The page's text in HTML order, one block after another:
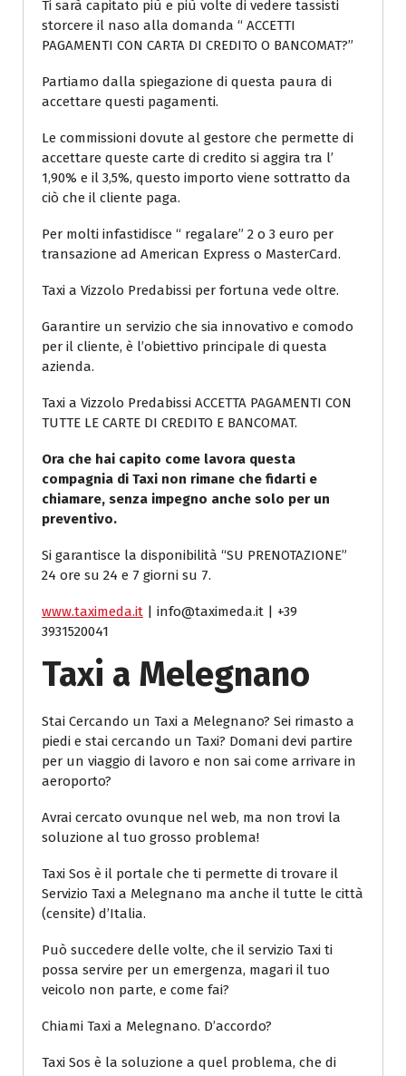
Ti sarà capitato più e più volte di vedere tassisti
storcere il naso alla domanda “ ACCETTI
PAGAMENTI CON CARTA DI CREDITO O BANCOMAT?”
Partiamo dalla spiegazione di questa paura di
accettare questi pagamenti.
Le commissioni dovute al gestore che permette di
accettare queste carte di credito si aggira tra l’
1,90% e il 3,5%, questo importo viene sottratto da
ciò che il cliente paga.
Per molti infastidisce “ regalare” 2 o 3 euro per
transazione ad American Express o MasterCard.
Taxi a Vizzolo Predabissi per fortuna vede oltre.
Garantire un servizio che sia innovativo e comodo
per il cliente, è l’obiettivo principale di questa
azienda.
Taxi a Vizzolo Predabissi ACCETTA PAGAMENTI CON
TUTTE LE CARTE DI CREDITO E BANCOMAT.
Ora che hai capito come lavora questa
compagnia di Taxi non rimane che fidarti e
chiamare, senza impegno anche solo per un
preventivo.
Si garantisce la disponibilità “SU PRENOTAZIONE”
24 ore su 24 e 7 giorni su 7.
www.taximeda.it | info@taximeda.it | +39
3931520041
Taxi a Melegnano
Stai Cercando un Taxi a Melegnano? Sei rimasto a
piedi e stai cercando un Taxi? Domani devi partire
per un viaggio di lavoro e non sai come arrivare in
aeroporto?
Avrai cercato ovunque nel web, ma non trovi la
soluzione al tuo grosso problema!
Taxi Sos è il portale che ti permette di trovare il
Servizio Taxi a Melegnano ma anche il tutte le città
(censite) d’Italia.
Può succedere delle volte, che il servizio Taxi ti
possa servire per un emergenza, magari il tuo
veicolo non parte, e come fai?
Chiami Taxi a Melegnano. D’accordo?
Taxi Sos è la soluzione a quel problema, che di